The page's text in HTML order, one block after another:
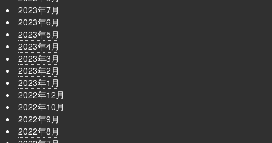
2023年7月
2023年6月
2023年5月
2023年4月
2023年3月
2023年2月
2023年1月
2022年12月
2022年10月
2022年9月
2022年8月